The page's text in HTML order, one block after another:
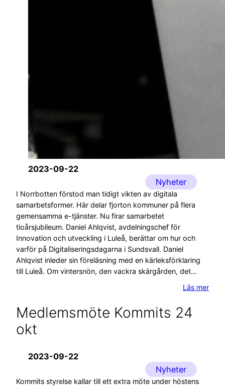
2023-09-22
Nyheter
I Norrbotten förstod man tidigt vikten av digitala
samarbetsformer. Här delar fjorton kommuner på flera
gemensamma e-tjänster. Nu firar samarbetet
tioårsjubileum. Daniel Ahlqvist, avdelningschef för
Innovation och utveckling i Luleå, berättar om hur och
varför på Digitaliseringsdagarna i Sundsvall. Daniel
Ahlqvist inleder sin föreläsning med en kärleksförklaring
till Luleå. Om vintersnön, den vackra skärgården, det…
Läs mer
Medlemsmöte Kommits 24
okt
2023-09-22
Nyheter
Kommits styrelse kallar till ett extra möte under höstens